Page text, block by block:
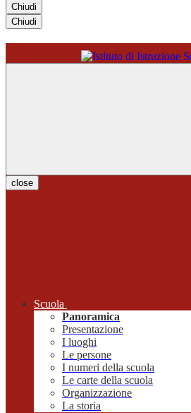
Chiudi
Chiudi
close
Scuola
Panoramica
Presentazione
I luoghi
Le persone
I numeri della scuola
Le carte della scuola
Organizzazione
La storia